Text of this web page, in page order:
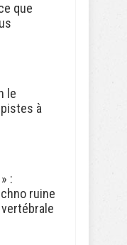
que
le
à
:
ruine